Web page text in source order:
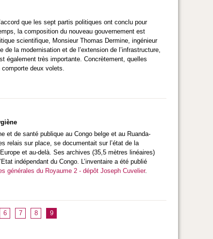
que les sept partis politiques ont conclu pour
la composition du nouveau gouvernement est
scientifique, Monsieur Thomas Dermine, ingénieur
la modernisation et de l’extension de l’infrastructure,
également très importante. Concrètement, quelles
deux volets.
et de santé publique au Congo belge et au Ruanda-
relais sur place, se documentait sur l’état de la
et au-delà. Ses archives (35,5 mètres linéaires)
indépendant du Congo. L’inventaire a été publié
générales du Royaume 2 - dépôt Joseph Cuvelier.
6 7 8
9